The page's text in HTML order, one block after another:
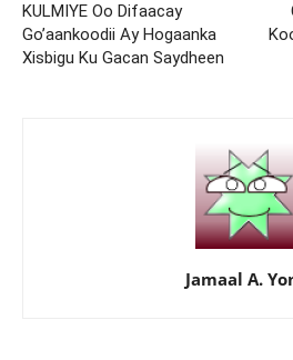
KULMIYE Oo Difaacay
Go’aankoodii Ay Hogaanka
Xisbigu Ku Gacan Saydheen
Jamaal A.